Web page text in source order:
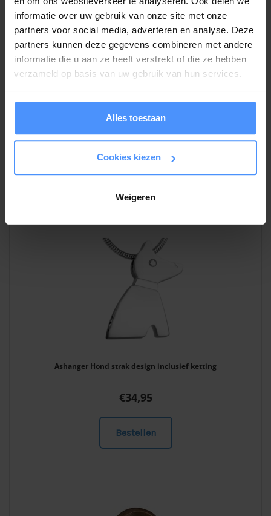
informatie over uw gebruik van onze site met onze
partners voor social media, adverteren en analyse. Deze
partners kunnen deze gegevens combineren met andere
informatie die u aan ze heeft verstrekt of die ze hebben
verzameld op basis van uw gebruik van hun services.
Alles toestaan
Cookies kiezen
Weigeren
deze set toe te voegen bij de bestelopties.
Verzending
Dit mooieasbedeltjemet eventueel een armband of zilveren
binnen 24 uur als brievenbuspakketje. U hoeft hier dus niet
Gerelateerde producten
Ashanger Hond strak design inclusief ketting
€34,95
Bestellen